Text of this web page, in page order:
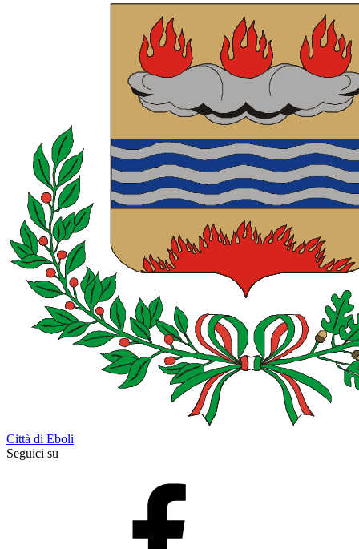
Città di Eboli
Seguici su